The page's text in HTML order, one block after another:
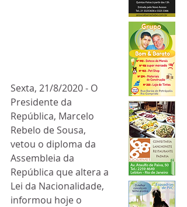
Sexta, 21/8/2020 - O
Presidente da
República, Marcelo
Rebelo de Sousa,
vetou o diploma da
Assembleia da
República que altera a
Lei da Nacionalidade,
informou hoje o